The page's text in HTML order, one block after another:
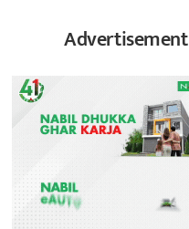
Advertisement